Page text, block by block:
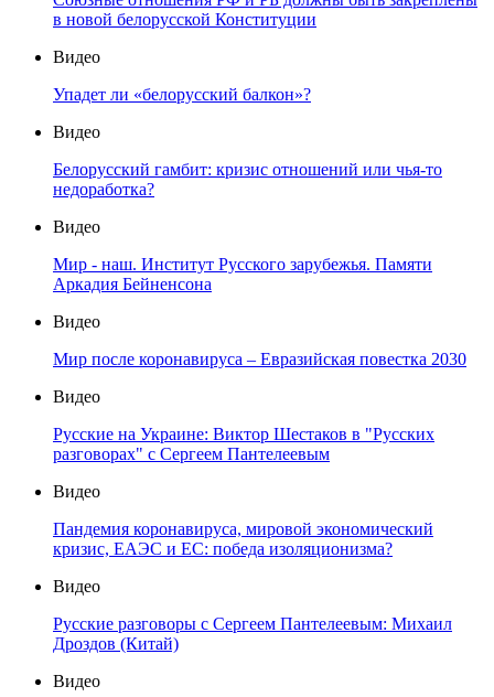
в новой белорусской Конституции
Видео
Упадет ли «белорусский балкон»?
Видео
Белорусский гамбит: кризис отношений или чья-то
недоработка?
Видео
Мир - наш. Институт Русского зарубежья. Памяти
Аркадия Бейненсона
Видео
Мир после коронавируса – Евразийская повестка 2030
Видео
Русские на Украине: Виктор Шестаков в "Русских
разговорах" с Сергеем Пантелеевым
Видео
Пандемия коронавируса, мировой экономический
кризис, ЕАЭС и ЕС: победа изоляционизма?
Видео
Русские разговоры с Сергеем Пантелеевым: Михаил
Дроздов (Китай)
Видео